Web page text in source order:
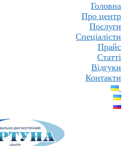
Головна
Про центр
Послуги
Спеціалісти
Прайс
Статті
Відгуки
Контакти